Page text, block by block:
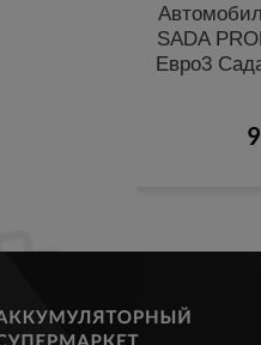
SADA
Евро3